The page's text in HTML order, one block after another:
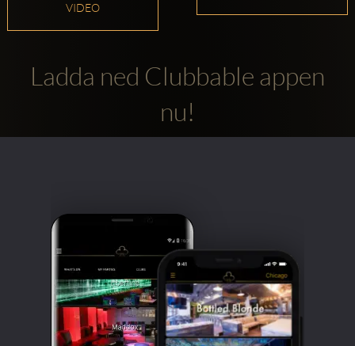
VIDEO
Ladda ned Clubbable appen
nu!